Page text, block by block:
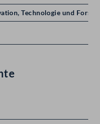
Technologie und